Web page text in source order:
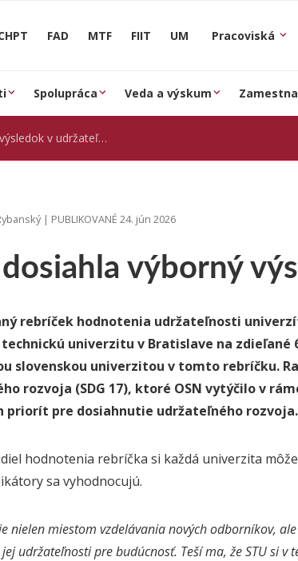
FAD MTF FIIT UM Pracoviská
Spolupráca Veda a výskum
v udržateľnosti
výborný
| PUBLIKOVANÉ 24. jún 2026
rebríček hodnotenia udržateľnosti
technickú univerzitu v Bratislave na zdieľané
slovenskou univerzitou v tomto rebríčku.
rozvoja (SDG 17), ktoré OSN vytýčilo v
priorít pre dosiahnutie udržateľného rozvoja.
hodnotenia rebríčka si každá univerzita
sa vyhodnocujú.
nielen miestom vzdelávania nových odborníkov,
udržateľnosti pre budúcnosť. Teší ma, že STU si v